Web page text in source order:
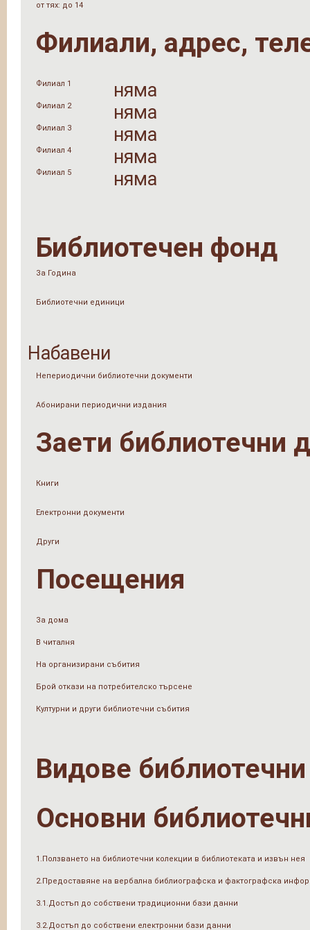
от тях: до 14
Филиали, адрес,
Филиал 1 няма
Филиал 2 няма
Филиал 3 няма
Филиал 4 няма
Филиал 5 няма
Библиотечен фонд
За Година
Библиотечни единици
Набавени
Непериодични библиотечни документи
Абонирани периодични издания
Заети библиотечни
Книги
Електронни документи
Други
Посещения
За дома
В читалня
На организирани събития
Брой откази на потребителско търсене
Културни и други библиотечни събития
Видове библиотечни
Основни
1.Ползването на библиотечни колекции в библиотеката и извън нея
2.Предоставяне на вербална библиографска и фактографска
3.1.Достъп до собствени традиционни бази данни
3.2.Достъп до собствени електронни бази данни